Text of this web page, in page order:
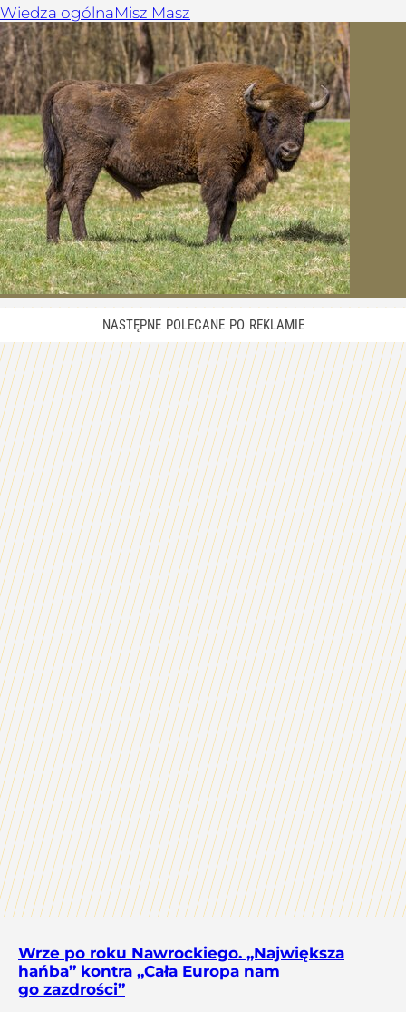
Wiedza ogólnaMisz Masz
Wrze po roku Nawrockiego. „Największa
hańba” kontra „Cała Europa nam
go zazdrości”